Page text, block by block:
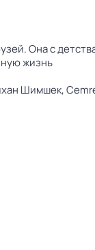
Она с
жизнь
Шимшек,